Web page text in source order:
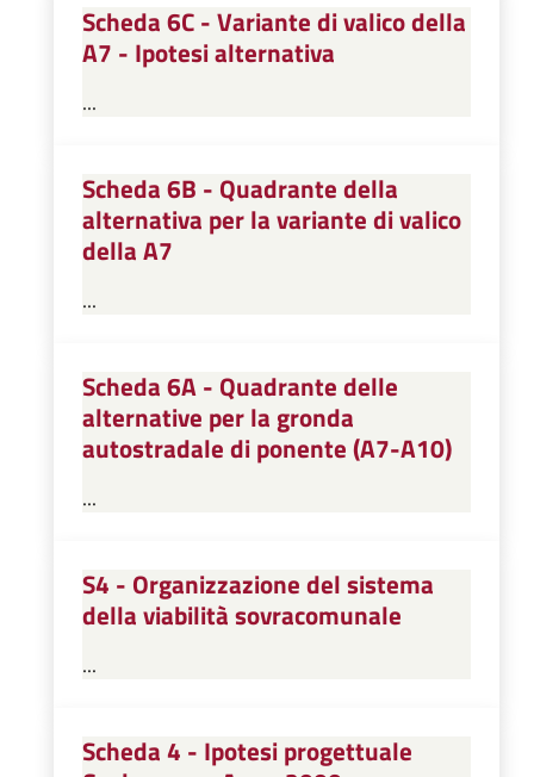
Scheda 6C - Variante di valico della
A7 - Ipotesi alternativa
...
Scheda 6B - Quadrante della
alternativa per la variante di valico
della A7
...
Scheda 6A - Quadrante delle
alternative per la gronda
autostradale di ponente (A7-A10)
...
S4 - Organizzazione del sistema
della viabilità sovracomunale
...
Scheda 4 - Ipotesi progettuale